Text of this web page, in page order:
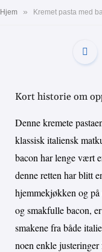
Hjem » Kremet pasta med
Kort historie om
Denne kremete
klassisk italiensk
bacon har lenge vært
denne retten har blitt
hjemmekjøkken og på
og smakfulle bacon,
smakene fra både
noen enkle